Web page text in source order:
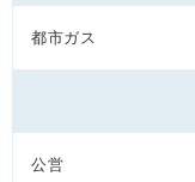
都市ガス
公営